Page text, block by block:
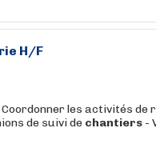
H/F
les activités de
de suivi de chantiers -